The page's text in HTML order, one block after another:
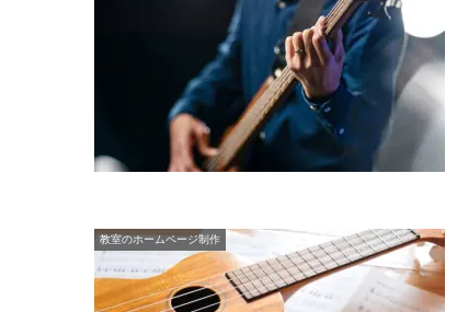
教室のホームページ制作